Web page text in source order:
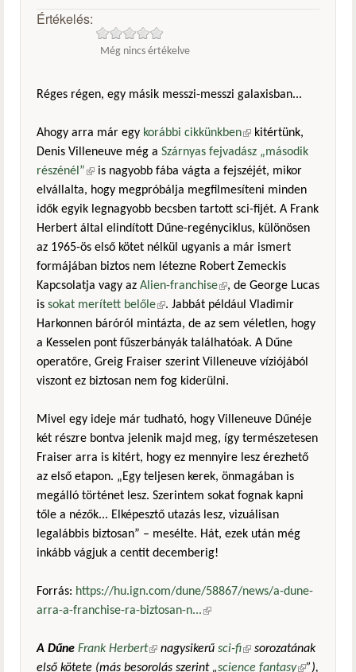
Értékelés:
Még nincs értékelve
Réges régen, egy másik messzi-messzi galaxisban...
Ahogy arra már egy korábbi cikkünkben(külső hivatkozás)
kitértünk,
Denis Villeneuve még a Szárnyas fejvadász „második
részénél”(külső hivatkozás)
is nagyobb fába vágta a fejszéjét, mikor
elvállalta, hogy megpróbálja megfilmesíteni minden
idők egyik legnagyobb becsben tartott sci-fijét. A Frank
Herbert által elindított Dűne-regényciklus, különösen
az 1965-ös első kötet nélkül ugyanis a már ismert
formájában biztos nem létezne Robert Zemeckis
Kapcsolatja vagy az Alien-franchise(külső hivatkozás)
, de George Lucas
is sokat merített belőle(külső hivatkozás)
. Jabbát például Vladimir
Harkonnen báróról mintázta, de az sem véletlen, hogy
a Kesselen pont fűszerbányák találhatóak. A Dűne
operatőre, Greig Fraiser szerint Villeneuve víziójából
viszont ez biztosan nem fog kiderülni.
Mivel egy ideje már tudható, hogy Villeneuve Dűnéje
két részre bontva jelenik majd meg, így természetesen
Fraiser arra is kitért, hogy ez mennyire lesz érezhető
az első etapon. „Egy teljesen kerek, önmagában is
megálló történet lesz. Szerintem sokat fognak kapni
tőle a nézők... Elképesztő utazás lesz, vizuálisan
legalábbis biztosan” – mesélte. Hát, ezek után még
inkább vágjuk a centit decemberig!
Forrás: https://hu.ign.com/dune/58867/news/a-dune-
arra-a-franchise-ra-biztosan-n...(külső hivatkozás)
A Dűne Frank Herbert(külső hivatkozás)
nagysikerű sci-fi(külső hivatkozás)
sorozatának
első kötete (más besorolás szerint „science fantasy(külső
”),